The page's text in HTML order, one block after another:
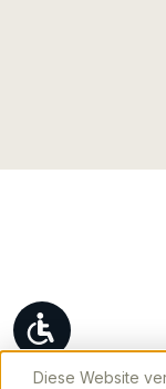
Diese Website